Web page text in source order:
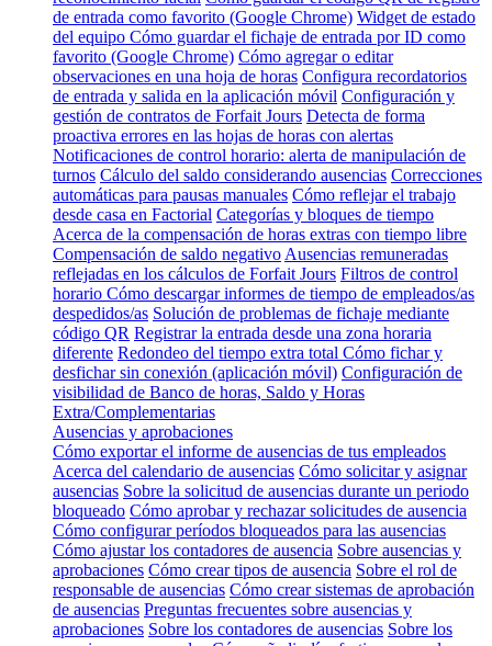
de entrada como favorito (Google Chrome) Widget de estado
del equipo Cómo guardar el fichaje de entrada por ID como
favorito (Google Chrome) Cómo agregar o editar
observaciones en una hoja de horas Configura recordatorios
de entrada y salida en la aplicación móvil Configuración y
gestión de contratos de Forfait Jours Detecta de forma
proactiva errores en las hojas de horas con alertas
Notificaciones de control horario: alerta de manipulación de
turnos Cálculo del saldo considerando ausencias Correcciones
automáticas para pausas manuales Cómo reflejar el trabajo
desde casa en Factorial Categorías y bloques de tiempo
Acerca de la compensación de horas extras con tiempo libre
Compensación de saldo negativo Ausencias remuneradas
reflejadas en los cálculos de Forfait Jours Filtros de control
horario Cómo descargar informes de tiempo de empleados/as
despedidos/as Solución de problemas de fichaje mediante
código QR Registrar la entrada desde una zona horaria
diferente Redondeo del tiempo extra total Cómo fichar y
desfichar sin conexión (aplicación móvil) Configuración de
visibilidad de Banco de horas, Saldo y Horas
Extra/Complementarias
Ausencias y aprobaciones
Cómo exportar el informe de ausencias de tus empleados
Acerca del calendario de ausencias Cómo solicitar y asignar
ausencias Sobre la solicitud de ausencias durante un periodo
bloqueado Cómo aprobar y rechazar solicitudes de ausencia
Cómo configurar períodos bloqueados para las ausencias
Cómo ajustar los contadores de ausencia Sobre ausencias y
aprobaciones Cómo crear tipos de ausencia Sobre el rol de
responsable de ausencias Cómo crear sistemas de aprobación
de ausencias Preguntas frecuentes sobre ausencias y
aprobaciones Sobre los contadores de ausencias Sobre los